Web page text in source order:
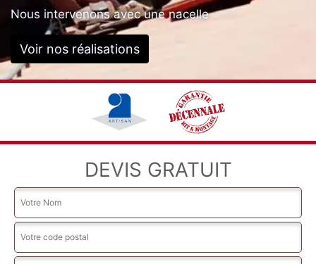
Nous intervenons avec une nacelle
Voir nos réalisations
DEVIS GRATUIT